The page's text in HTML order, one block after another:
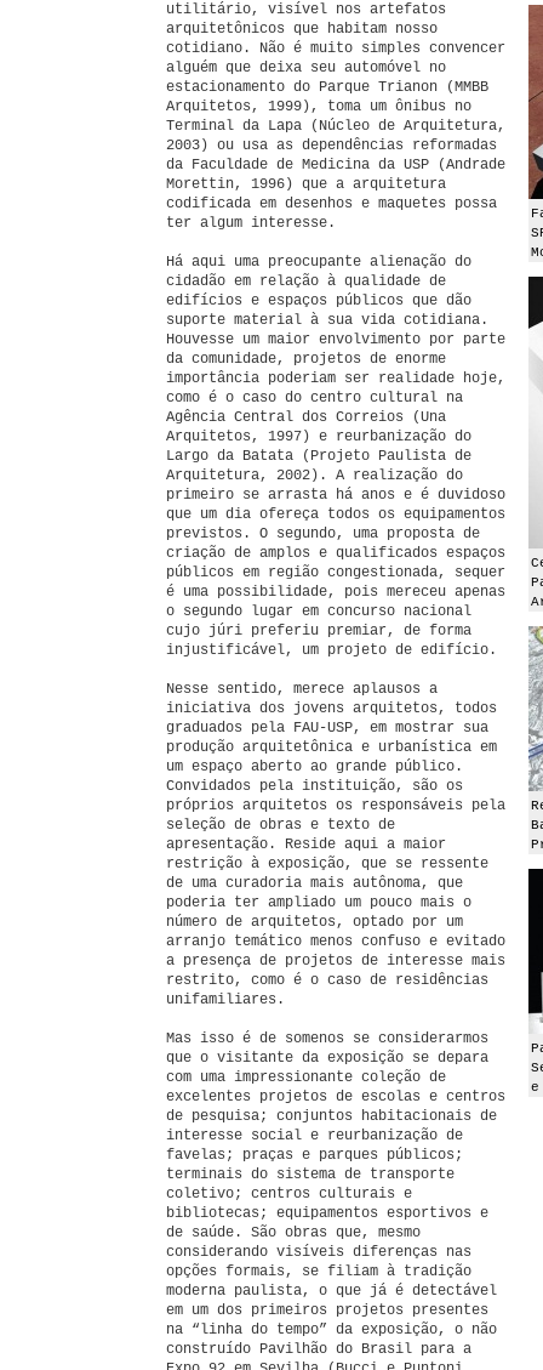
utilitário, visível nos artefatos
arquitetônicos que habitam nosso
cotidiano. Não é muito simples convencer
alguém que deixa seu automóvel no
estacionamento do Parque Trianon (MMBB
Arquitetos, 1999), toma um ônibus no
Terminal da Lapa (Núcleo de Arquitetura,
2003) ou usa as dependências reformadas
da Faculdade de Medicina da USP (Andrade
Morettin, 1996) que a arquitetura
codificada em desenhos e maquetes possa
ter algum interesse.
Há aqui uma preocupante alienação do
cidadão em relação à qualidade de
edifícios e espaços públicos que dão
suporte material à sua vida cotidiana.
Houvesse um maior envolvimento por parte
da comunidade, projetos de enorme
importância poderiam ser realidade hoje,
como é o caso do centro cultural na
Agência Central dos Correios (Una
Arquitetos, 1997) e reurbanização do
Largo da Batata (Projeto Paulista de
Arquitetura, 2002). A realização do
primeiro se arrasta há anos e é duvidoso
que um dia ofereça todos os equipamentos
previstos. O segundo, uma proposta de
criação de amplos e qualificados espaços
públicos em região congestionada, sequer
é uma possibilidade, pois mereceu apenas
o segundo lugar em concurso nacional
cujo júri preferiu premiar, de forma
injustificável, um projeto de edifício.
Nesse sentido, merece aplausos a
iniciativa dos jovens arquitetos, todos
graduados pela FAU-USP, em mostrar sua
produção arquitetônica e urbanística em
um espaço aberto ao grande público.
Convidados pela instituição, são os
próprios arquitetos os responsáveis pela
seleção de obras e texto de
apresentação. Reside aqui a maior
restrição à exposição, que se ressente
de uma curadoria mais autônoma, que
poderia ter ampliado um pouco mais o
número de arquitetos, optado por um
arranjo temático menos confuso e evitado
a presença de projetos de interesse mais
restrito, como é o caso de residências
unifamiliares.
Mas isso é de somenos se considerarmos
que o visitante da exposição se depara
com uma impressionante coleção de
excelentes projetos de escolas e centros
de pesquisa; conjuntos habitacionais de
interesse social e reurbanização de
favelas; praças e parques públicos;
terminais do sistema de transporte
coletivo; centros culturais e
bibliotecas; equipamentos esportivos e
de saúde. São obras que, mesmo
considerando visíveis diferenças nas
opções formais, se filiam à tradição
moderna paulista, o que já é detectável
em um dos primeiros projetos presentes
na “linha do tempo” da exposição, o não
construído Pavilhão do Brasil para a